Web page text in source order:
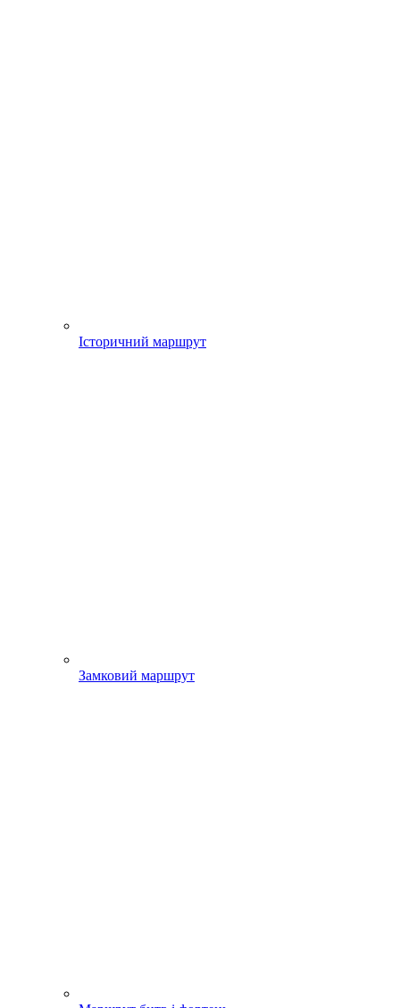
Історичний маршрут
Замковий маршрут